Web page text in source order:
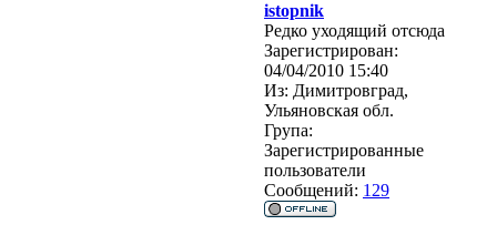
istopnik
Редко уходящий отсюда
Зарегистрирован:
04/04/2010 15:40
Из: Димитровград,
Ульяновская обл.
Група:
Зарегистрированные
пользователи
Сообщений: 129